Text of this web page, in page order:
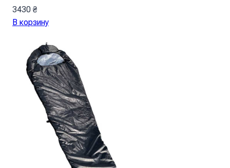
3430 ₴
В корзину